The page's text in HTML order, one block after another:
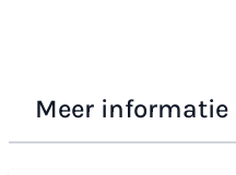
Meer informatie